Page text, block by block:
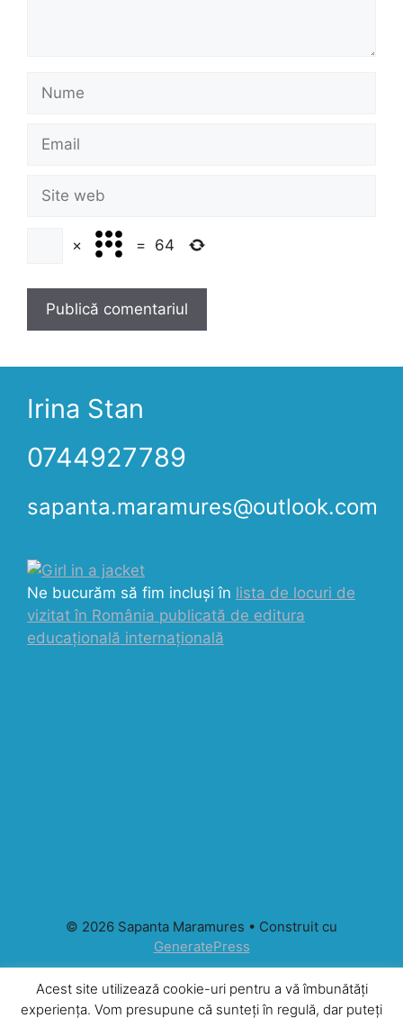
Nume
Email
Site
web
× = 64
Irina Stan
0744927789
sapanta.maramures@outlook.com
Ne bucurăm să fim incluși în lista de locuri de
vizitat în România publicată de editura
educațională internațională
© 2026 Sapanta Maramures • Construit cu
GeneratePress
Acest site utilizează cookie-uri pentru a vă îmbunătăți
experiența. Vom presupune că sunteți în regulă, dar puteți